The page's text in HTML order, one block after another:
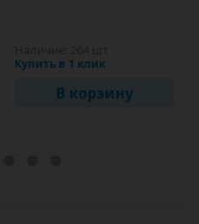
Купить в 1 клик
В корзину